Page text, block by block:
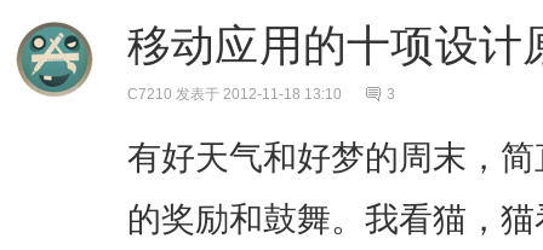
移动应用的十项设
C7210 发表于 2012-11-18 13:10 3
有好天气和好梦的周末，
的奖励和鼓舞。我看猫，